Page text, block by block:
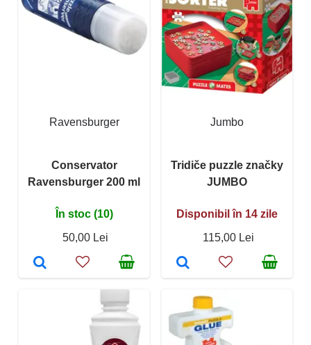
Ravensburger
Conservator
Ravensburger 200 ml
În stoc (10)
50,00 Lei
Jumbo
Tridiče puzzle značky
JUMBO
Disponibil în 14 zile
115,00 Lei